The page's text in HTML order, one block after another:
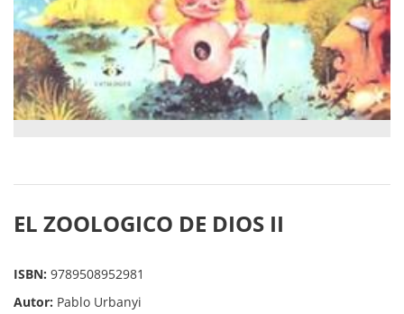
EL ZOOLOGICO DE DIOS II
ISBN: 9789508952981
Autor: Pablo Urbanyi